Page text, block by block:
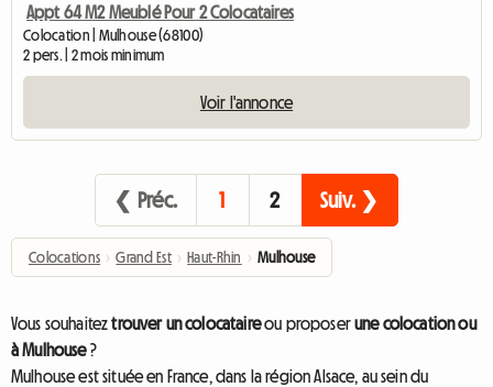
Appt 64 M2 Meublé Pour 2 Colocataires
Colocation | Mulhouse (68100)
2 pers. | 2 mois minimum
Voir l'annonce
❮ Préc. 1 2 Suiv. ❯
Colocations › Grand Est › Haut-Rhin › Mulhouse
Vous souhaiteztrouver un colocataireou proposerune colocation ou
à Mulhouse?
Mulhouse est située en France, dans la région Alsace, au sein du